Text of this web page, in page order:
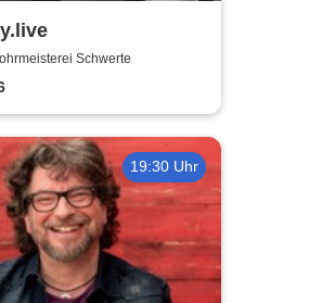
Schwerte
19:30 Uhr